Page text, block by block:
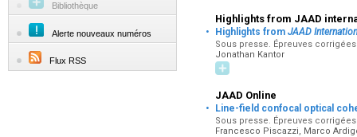
Bibliothèque
Alerte nouveaux numéros
Flux RSS
Highlights from JAAD
· Highlights from JAAD
Sous presse. Épreuves
Jonathan Kantor
JAAD Online
· Line-field confocal optical
Sous presse. Épreuves
Francesco Piscazzi, Marco